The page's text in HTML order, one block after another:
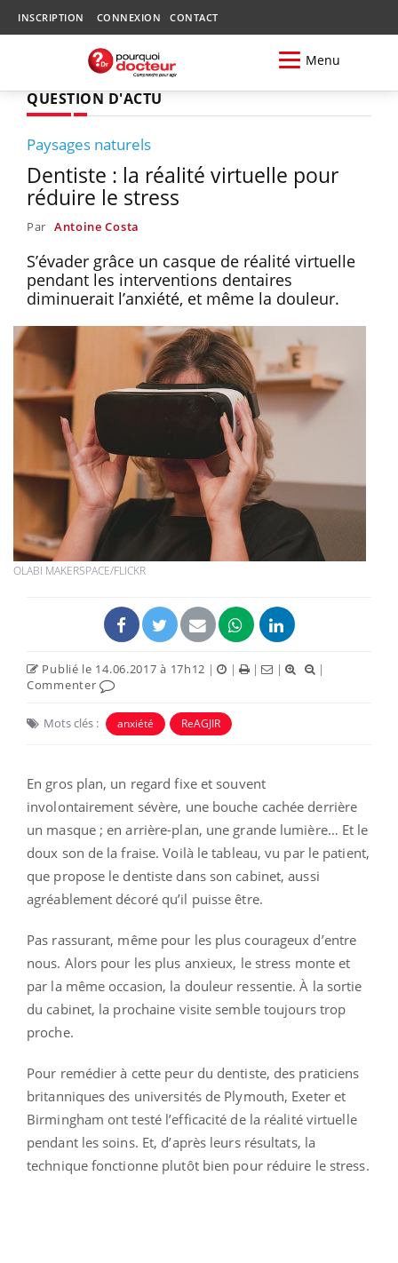
INSCRIPTION CONNEXION CONTACT
Menu
QUESTION D'ACTU
Paysages naturels
Dentiste : la réalité virtuelle pour
réduire le stress
Par Antoine Costa
S’évader grâce un casque de réalité virtuelle
pendant les interventions dentaires
diminuerait l’anxiété, et même la douleur.
OLABI MAKERSPACE/FLICKR
Publié le 14.06.2017 à 17h12 | | | |
|
Commenter
Mots clés : anxiété ReAGJIR
En gros plan, un regard fixe et souvent
involontairement sévère, une bouche cachée derrière
un masque ; en arrière-plan, une grande lumière… Et le
doux son de la fraise. Voilà le tableau, vu par le patient,
que propose le dentiste dans son cabinet, aussi
agréablement décoré qu’il puisse être.
Pas rassurant, même pour les plus courageux d’entre
nous. Alors pour les plus anxieux, le stress monte et
par la même occasion, la douleur ressentie. À la sortie
du cabinet, la prochaine visite semble toujours trop
proche.
Pour remédier à cette peur du dentiste, des praticiens
britanniques des universités de Plymouth, Exeter et
Birmingham ont testé l’efficacité de la réalité virtuelle
pendant les soins. Et, d’après leurs résultats, la
technique fonctionne plutôt bien pour réduire le stress.